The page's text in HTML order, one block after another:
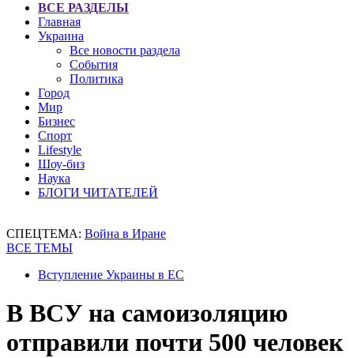
ВСЕ РАЗДЕЛЫ
Главная
Украина
Все новости раздела
События
Политика
Город
Мир
Бизнес
Спорт
Lifestyle
Шоу-биз
Наука
БЛОГИ ЧИТАТЕЛЕЙ
СПЕЦТЕМА: Война в Иране
ВСЕ ТЕМЫ
Вступление Украины в ЕС
В ВСУ на самоизоляцию
отправили почти 500 человек